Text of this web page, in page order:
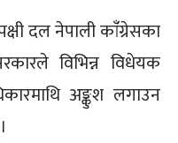
दल नेपाली कांँग्रेसका
विभिन्न विधेयक
अङ्कुश लगाउन